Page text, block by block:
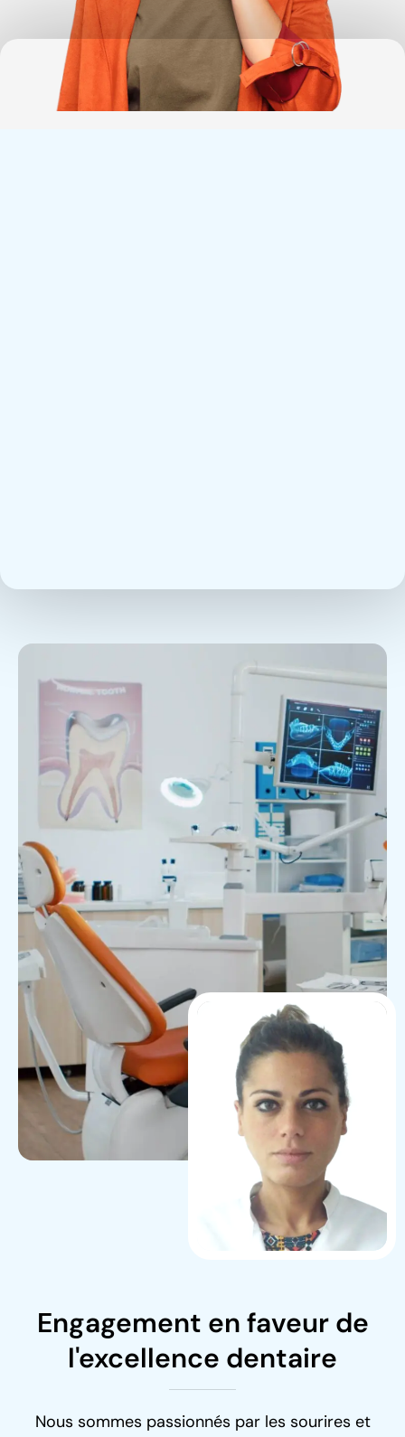
Engagement en faveur de
l'excellence dentaire
Nous sommes passionnés par les sourires et